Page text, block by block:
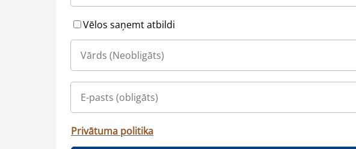
Vēlos saņemt atbildi
Privātuma politika